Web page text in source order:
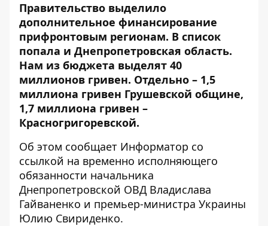
Правительство выделило
дополнительное финансирование
прифронтовым регионам. В список
попала и Днепропетровская область.
Нам из бюджета выделят 40
миллионов гривен. Отдельно – 1,5
миллиона гривен Грушевской общине,
1,7 миллиона гривен –
Красногригоревской.
Об этом сообщает Информатор со
ссылкой на временно исполняющего
обязанности начальника
Днепропетровской ОВД Владислава
Гайваненко и премьер-министра Украины
Юлию Свириденко.